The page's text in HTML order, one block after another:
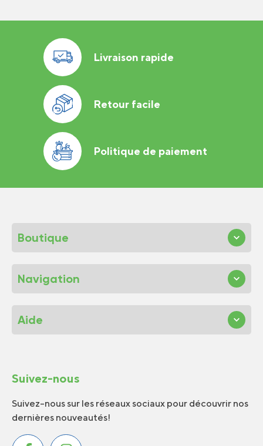
Livraison rapide
Retour facile
Politique de paiement
Boutique
Navigation
Aide
Suivez-nous
Suivez-nous sur les réseaux sociaux pour découvrir nos
dernières nouveautés!